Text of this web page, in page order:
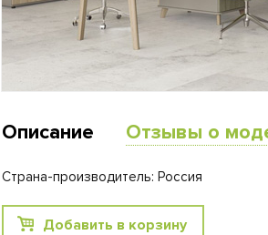
Описание Отзывы о
Страна-производитель: Россия
Добавить в корзину